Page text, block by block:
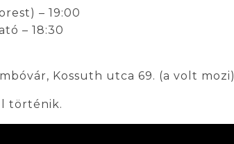
– 19:00
– 18:30
Kossuth utca 69. (a volt mozi)
történik.